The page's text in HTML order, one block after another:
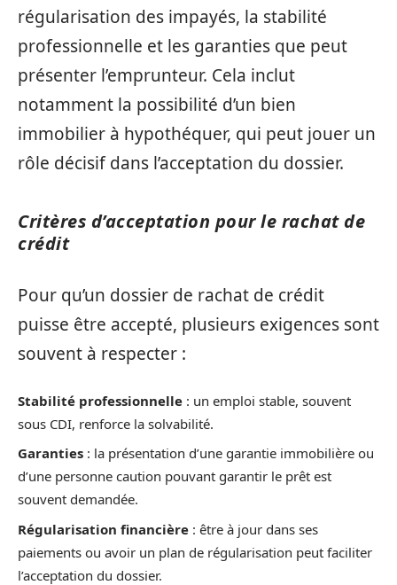
régularisation des impayés, la stabilité
professionnelle et les garanties que peut
présenter l’emprunteur. Cela inclut
notamment la possibilité d’un bien
immobilier à hypothéquer, qui peut jouer un
rôle décisif dans l’acceptation du dossier.
Critères d’acceptation pour le rachat de
crédit
Pour qu’un dossier de rachat de crédit
puisse être accepté, plusieurs exigences sont
souvent à respecter :
Stabilité professionnelle : un emploi stable, souvent
sous CDI, renforce la solvabilité.
Garanties : la présentation d’une garantie immobilière ou
d’une personne caution pouvant garantir le prêt est
souvent demandée.
Régularisation financière : être à jour dans ses
paiements ou avoir un plan de régularisation peut faciliter
l’acceptation du dossier.